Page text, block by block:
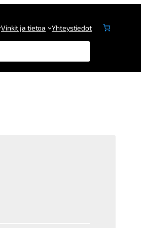
Vinkit ja tietoa Yhteystiedot